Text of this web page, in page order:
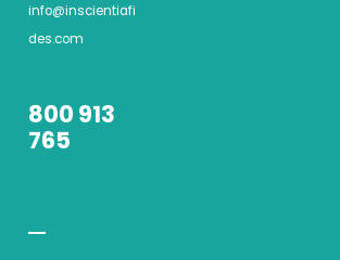
info@inscientiafi
des.com
800 913
765